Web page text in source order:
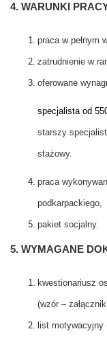
4. WARUNKI
praca w pełnym
zatrudnienie w
oferowane
specjalista od
starszy
stażowy.
praca
podkarpackiego,
pakiet socjalny.
5. WYMAGANE
kwestionariusz
(wzór –
list motywacyjny